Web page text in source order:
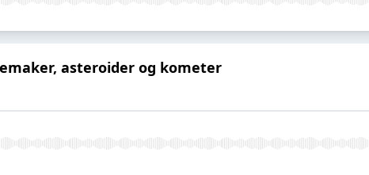
asteroider og kometer